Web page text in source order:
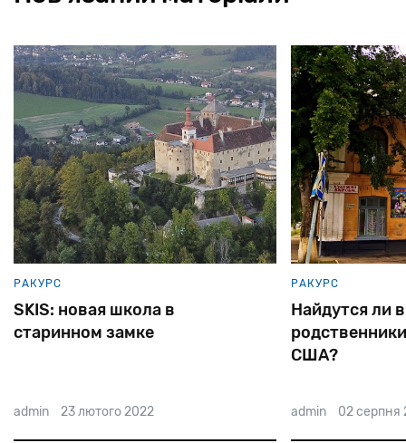
РАКУРС
SKIS: новая школа в
старинном замке
admin 23 лютого 2022
РАКУРС
Найдутся ли
США?
admin 02 серпня